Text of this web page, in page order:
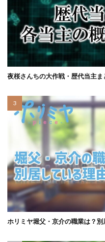
夜桜さんちの大作戦・歴代当主
ホリミヤ堀父・京介の職業は？